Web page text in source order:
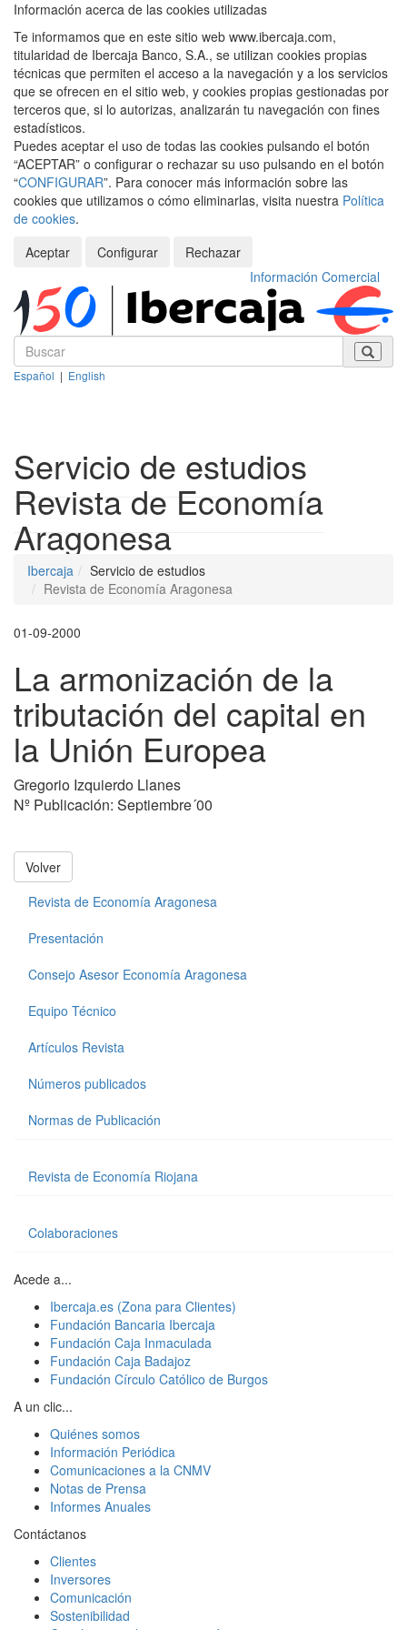
Información acerca de las cookies utilizadas
Te informamos que en este sitio web www.ibercaja.com,
titularidad de Ibercaja Banco, S.A., se utilizan cookies propias
técnicas que permiten el acceso a la navegación y a los servicios
que se ofrecen en el sitio web, y cookies propias gestionadas por
terceros que, si lo autorizas, analizarán tu navegación con fines
estadísticos.
Puedes aceptar el uso de todas las cookies pulsando el botón
“ACEPTAR” o configurar o rechazar su uso pulsando en el botón
“CONFIGURAR”. Para conocer más información sobre las
cookies que utilizamos o cómo eliminarlas, visita nuestra Política
de cookies.
Aceptar
Configurar
Rechazar
Información Comercial
Español | English
Servicio de estudios
Revista de Economía
Aragonesa
Ibercaja
Servicio de estudios
Revista de Economía Aragonesa
01-09-2000
La armonización de la
tributación del capital en
la Unión Europea
Gregorio Izquierdo Llanes
Nº Publicación: Septiembre´00
Volver
Revista de Economía Aragonesa
Presentación
Consejo Asesor Economía Aragonesa
Equipo Técnico
Artículos Revista
Números publicados
Normas de Publicación
Revista de Economía Riojana
Colaboraciones
Acede a...
Ibercaja.es (Zona para Clientes)
Fundación Bancaria Ibercaja
Fundación Caja Inmaculada
Fundación Caja Badajoz
Fundación Círculo Católico de Burgos
A un clic...
Quiénes somos
Información Periódica
Comunicaciones a la CNMV
Notas de Prensa
Informes Anuales
Contáctanos
Clientes
Inversores
Comunicación
Sostenibilidad